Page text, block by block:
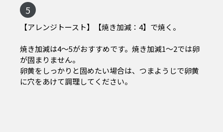
5
【アレンジトースト】【焼き加減：4】で焼く。
焼き加減は4～5がおすすめです。焼き加減1～2では卵
が固まりません。
卵黄をしっかりと固めたい場合は、つまようじで卵黄
に穴をあけて調理してください。